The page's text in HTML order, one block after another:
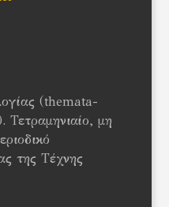
(themata-
μη
της Τέχνης